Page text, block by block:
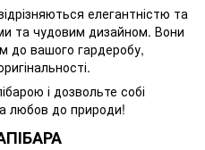
елегантністю та
та чудовим дизайном. Вони
до вашого гардеробу,
і дозвольте собі
любов до природи!